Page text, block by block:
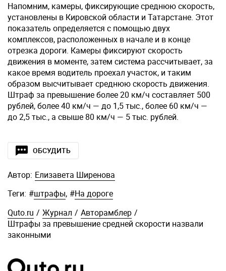
Напомним, камеры, фиксирующие среднюю скорость,
установлены в Кировской области и Татарстане. Этот
показатель определяется с помощью двух
комплексов, расположенных в начале и в конце
отрезка дороги. Камеры фиксируют скорость
движения в моменте, затем система рассчитывает, за
какое время водитель проехал участок, и таким
образом высчитывает среднюю скорость движения.
Штраф за превышение более 20 км/ч составляет 500
рублей, более 40 км/ч — до 1,5 тыс., более 60 км/ч —
до 2,5 тыс., а свыше 80 км/ч — 5 тыс. рублей.
ОБСУДИТЬ
Автор: Елизавета Ширенова
Теги: #штрафы, #На дороге
Quto.ru / Журнал / Авторамблер /
Штрафы за превышение средней скорости назвали
законными